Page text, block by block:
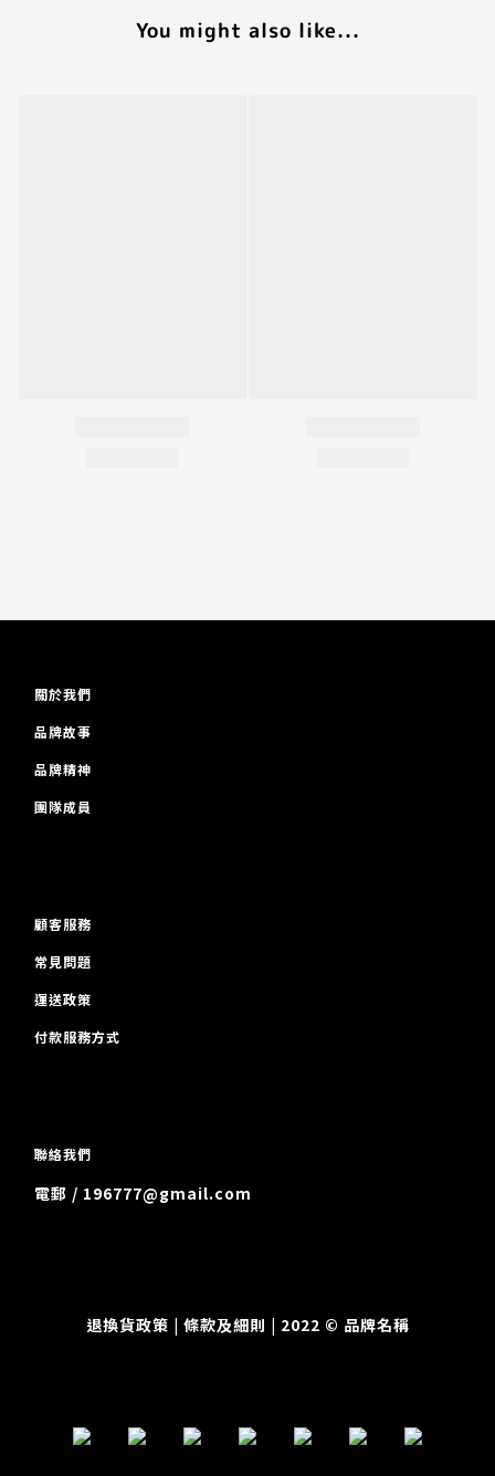
You might also like...
關於我們
品牌故事
品牌精神
團隊成員
顧客服務
常見問題
運送政策
付款服務方式
聯絡我們
電郵 / 196777@gmail.com
退換貨政策 | 條款及細則 | 2022 © 品牌名稱